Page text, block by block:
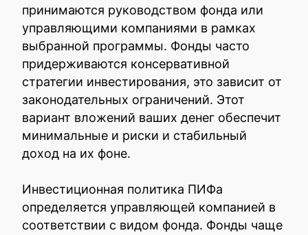
принимаются руководством фонда или
управляющими компаниями в рамках
выбранной программы. Фонды часто
придерживаются консервативной
стратегии инвестирования, это зависит от
законодательных ограничений. Этот
вариант вложений ваших денег обеспечит
минимальные и риски и стабильный
доход на их фоне.
Инвестиционная политика ПИФа
определяется управляющей компанией в
соответствии с видом фонда. Фонды чаще